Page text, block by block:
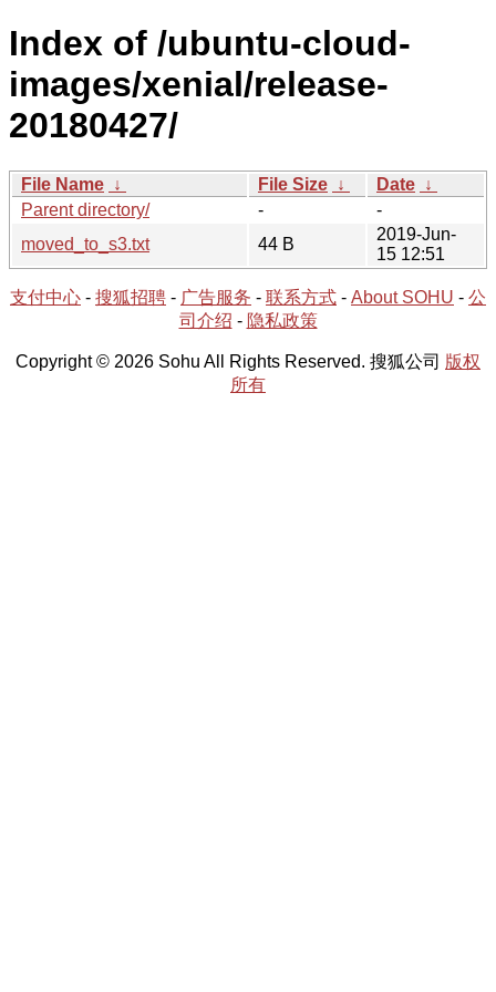
Index of /ubuntu-cloud-
images/xenial/release-
20180427/
File Name ↓ File Size ↓ Date ↓
Parent directory/
-
-
moved_to_s3.txt
44 B
2019-Jun-
15 12:51
支付中心 - 搜狐招聘 - 广告服务 - 联系方式 - About SOHU - 公
司介绍 - 隐私政策
Copyright © 2026 Sohu All Rights Reserved. 搜狐公司 版权
所有